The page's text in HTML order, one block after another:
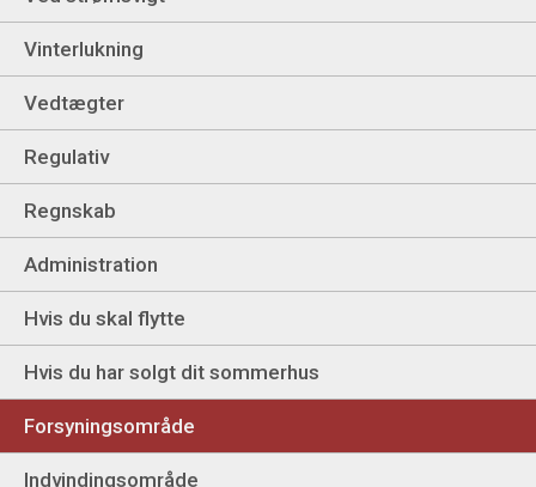
Vinterlukning
Vedtægter
Regulativ
Regnskab
Administration
Hvis du skal flytte
Hvis du har solgt dit sommerhus
Forsyningsområde
Indvindingsområde